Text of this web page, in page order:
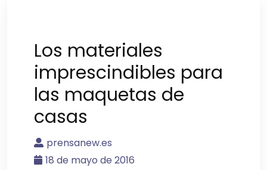
Los materiales
imprescindibles para
las maquetas de
casas
prensanew.es
18 de mayo de 2016